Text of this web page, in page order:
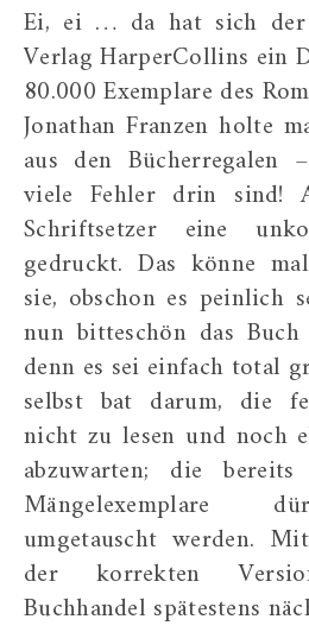
Ei, ei … da hat sich der US-amerikanische
Verlag HarperCollins ein
80.000 Exemplare des
Jonathan Franzen holte
aus den
viele Fehler drin sind!
Schriftsetzer eine
gedruckt. Das könne
sie, obschon es peinlich
nun bitteschön das
denn es sei einfach total
selbst bat darum, die
nicht zu lesen und noch
abzuwarten; die
Mängelexemplare
umgetauscht werden.
der korrekten
Buchhandel spätestens